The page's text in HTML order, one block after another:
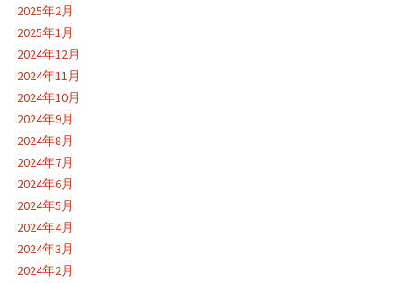
2025年2月
2025年1月
2024年12月
2024年11月
2024年10月
2024年9月
2024年8月
2024年7月
2024年6月
2024年5月
2024年4月
2024年3月
2024年2月